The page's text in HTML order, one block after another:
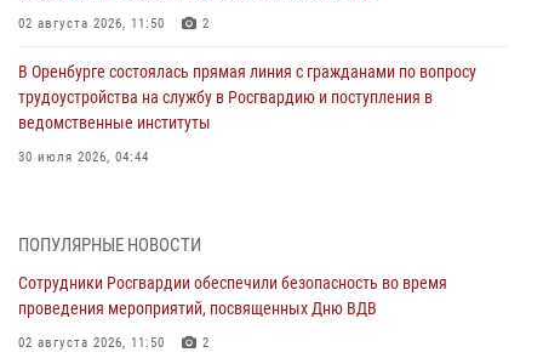
02 августа 2026, 11:50 2
В Оренбурге состоялась прямая линия с гражданами по вопросу
трудоустройства на службу в Росгвардию и поступления в
ведомственные институты
30 июля 2026, 04:44
28 июля 2026, 09:41 1
Росгвардейцы обеспечили правопорядок на праздновании Дня
ВМФ в Оренбурге
27 июля 2026, 14:36 2
ПОПУЛЯРНЫЕ НОВОСТИ
Сотрудники Росгвардии обеспечили безопасность во время
проведения мероприятий, посвященных Дню ВДВ
02 августа 2026, 11:50 2